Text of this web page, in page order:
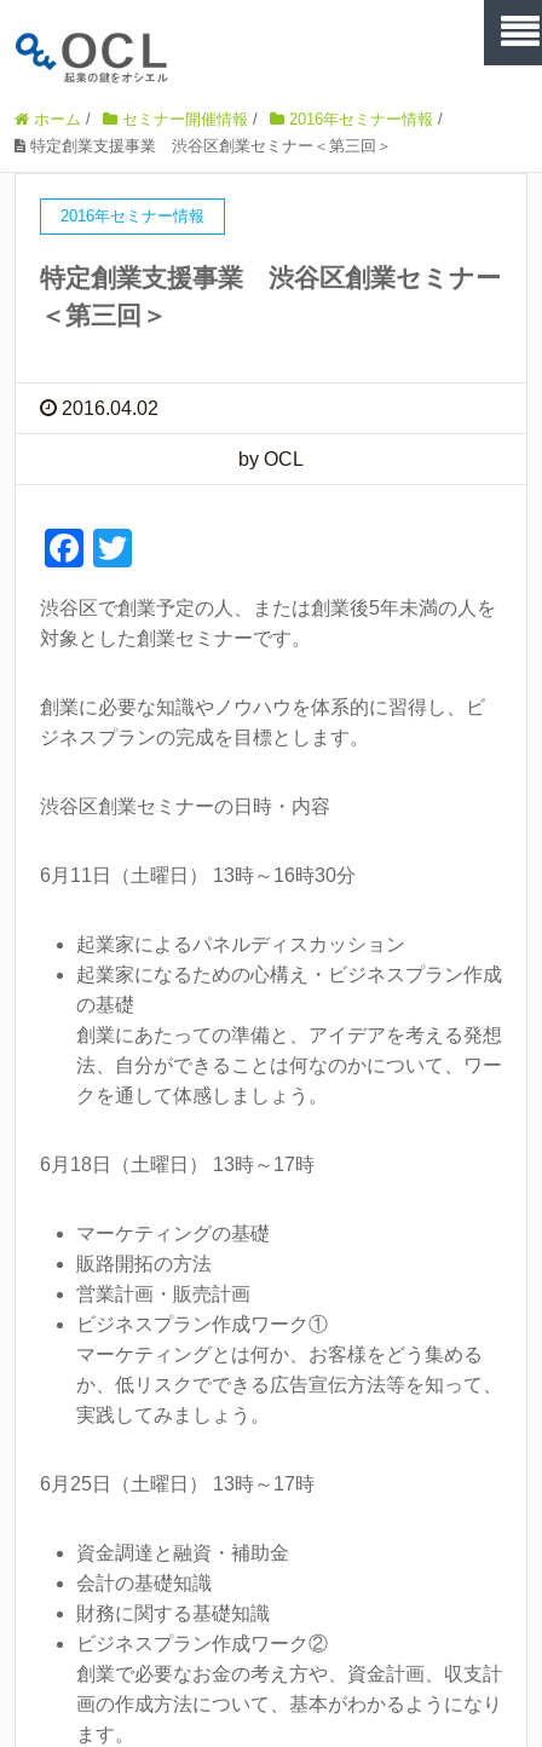
ホーム / セミナー開催情報 / 2016年セミナー情報 /
特定創業支援事業 渋谷区創業セミナー＜第三回＞
2016年セミナー情報
特定創業支援事業 渋谷区創業セミナー
＜第三回＞
2016.04.02
by OCL
F
c
b
o
k
tt
渋谷区で創業予定の人、または創業後5年未満の人を
対象とした創業セミナーです。
創業に必要な知識やノウハウを体系的に習得し、ビ
ジネスプランの完成を目標とします。
渋谷区創業セミナーの日時・内容
6月11日（土曜日） 13時～16時30分
起業家によるパネルディスカッション
起業家になるための心構え・ビジネスプラン作成
の基礎
創業にあたっての準備と、アイデアを考える発想
法、自分ができることは何なのかについて、ワー
クを通して体感しましょう。
6月18日（土曜日） 13時～17時
マーケティングの基礎
販路開拓の方法
営業計画・販売計画
ビジネスプラン作成ワーク①
マーケティングとは何か、お客様をどう集める
か、低リスクでできる広告宣伝方法等を知って、
実践してみましょう。
6月25日（土曜日） 13時～17時
資金調達と融資・補助金
会計の基礎知識
財務に関する基礎知識
ビジネスプラン作成ワーク②
創業で必要なお金の考え方や、資金計画、収支計
画の作成方法について、基本がわかるようになり
ます。